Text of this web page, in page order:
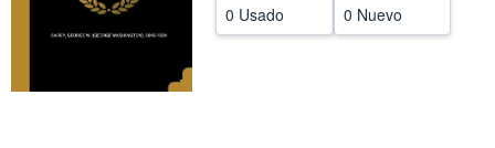
0 Usado 0 Nuevo